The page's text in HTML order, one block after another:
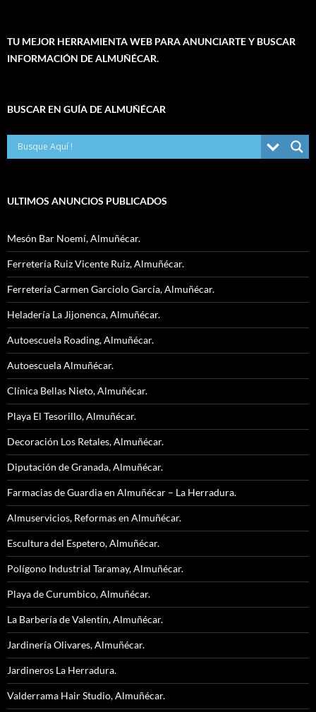
TU MEJOR HERRAMIENTA WEB PARA ANUNCIARTE Y BUSCAR
INFORMACIÓN DE ALMUÑÉCAR.
BUSCAR EN GUÍA DE ALMUÑÉCAR
ULTIMOS ANUNCIOS PUBLICADOS
Mesón Bar Noemí, Almuñécar.
Ferretería Ruiz Vicente Ruiz, Almuñécar.
Ferretería Carmen Garciolo García, Almuñécar.
Heladería La Jijonenca, Almuñécar.
Autoescuela Roading, Almuñécar.
Autoescuela Almuñécar.
Clínica Bellas Nieto, Almuñécar.
Playa El Tesorillo, Almuñécar.
Decoración Los Retales, Almuñécar.
Diputación de Granada, Almuñécar.
Farmacias de Guardia en Almuñécar – La Herradura.
Almuservicios, Reformas en Almuñécar.
Escultura del Espetero, Almuñécar.
Polígono Industrial Taramay, Almuñécar.
Playa de Curumbico, Almuñécar.
La Barbería de Valentín, Almuñécar.
Jardinería Olivares, Almuñécar.
Jardineros La Herradura.
Valderrama Hair Studio, Almuñécar.